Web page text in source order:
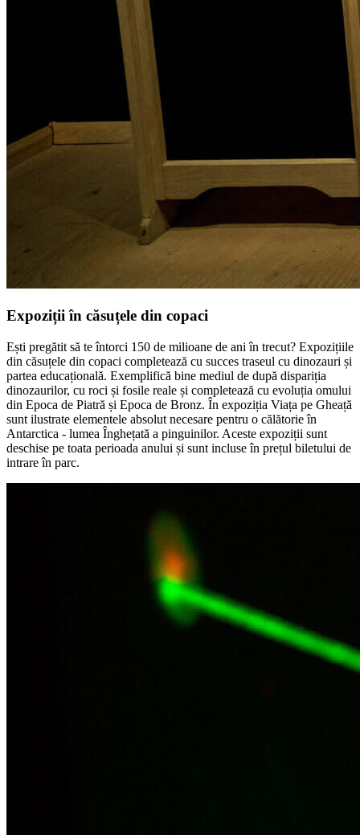
Expoziții în căsuțele din copaci
Ești pregătit să te întorci 150 de milioane de ani în trecut? Expozițiile
din căsuțele din copaci completează cu succes traseul cu dinozauri și
partea educațională. Exemplifică bine mediul de după dispariția
dinozaurilor, cu roci și fosile reale și completează cu evoluția omului
din Epoca de Piatră și Epoca de Bronz. În expoziția Viața pe Gheață
sunt ilustrate elementele absolut necesare pentru o călătorie în
Antarctica - lumea Înghețată a pinguinilor. Aceste expoziții sunt
deschise pe toata perioada anului și sunt incluse în prețul biletului de
intrare în parc.